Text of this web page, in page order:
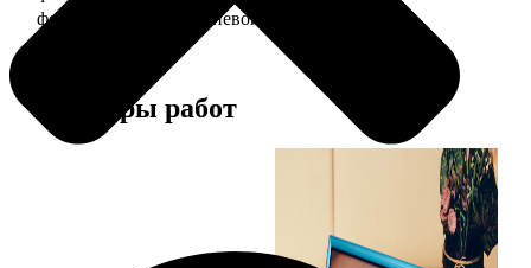
фото 20х30 в алюминиевой рамке
Примеры работ